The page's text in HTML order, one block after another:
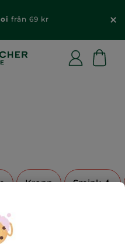
från 69 kr
Kropp Smink 💄
SORTERA EFTER